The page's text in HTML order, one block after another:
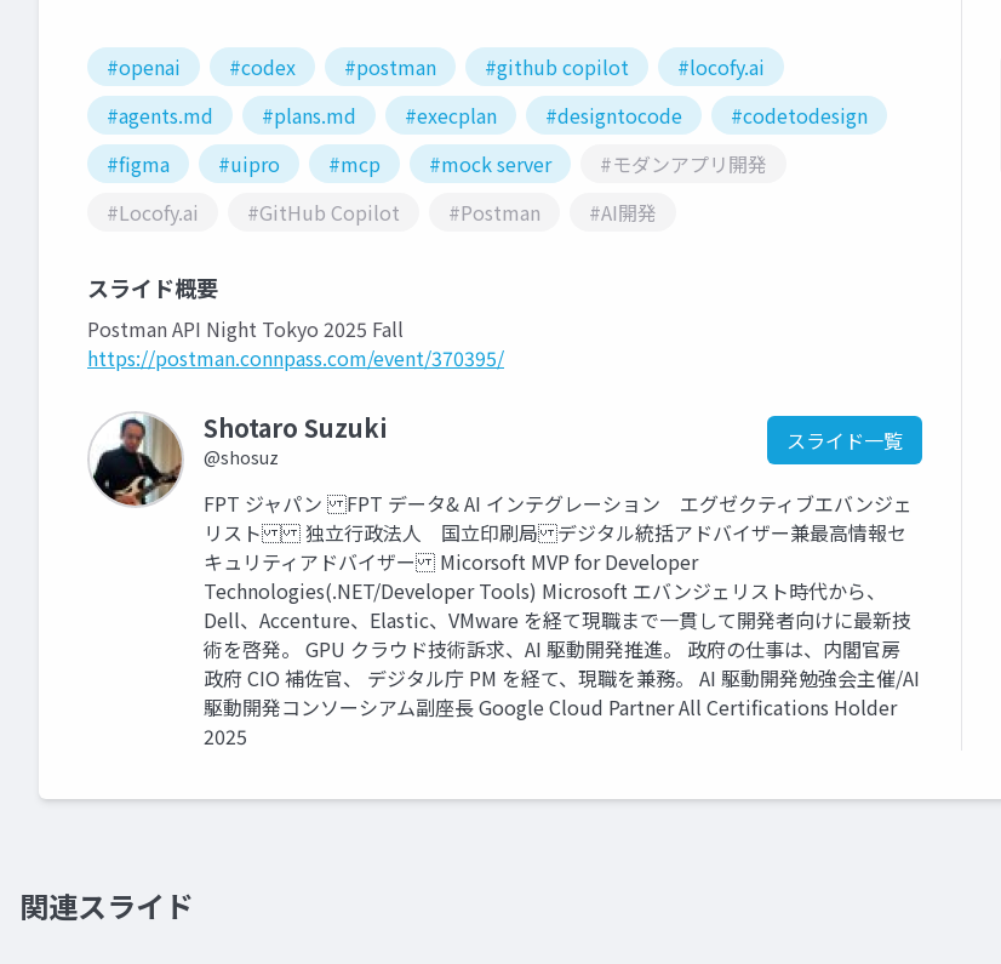
#openai #codex #postman #github copilot
#locofy.ai
#agents.md
#plans.md #execplan #designtocode
#codetodesign
#figma
#uipro #mcp #mock server
#モダンアプリ開発
#Locofy.ai
#GitHub Copilot #Postman #AI開発
スライド概要
Postman API Night Tokyo 2025 Fall
https://postman.connpass.com/event/370395/
Shotaro Suzuki
@shosuz
スライド一覧
FPT ジャパン FPT データ& AI インテグレーション エグゼクティブエバンジェ
リスト 独立行政法人 国立印刷局 デジタル統括アドバイザー兼最高情報セ
キュリティアドバイザー Micorsoft MVP for Developer
Technologies(.NET/Developer Tools) Microsoft エバンジェリスト時代から、
Dell、Accenture、Elastic、VMware を経て現職まで一貫して開発者向けに最新技
術を啓発。 GPU クラウド技術訴求、AI 駆動開発推進。 政府の仕事は、内閣官房
政府 CIO 補佐官、 デジタル庁 PM を経て、現職を兼務。 AI 駆動開発勉強会主催/AI
駆動開発コンソーシアム副座長 Google Cloud Partner All Certifications Holder
2025
関連スライド